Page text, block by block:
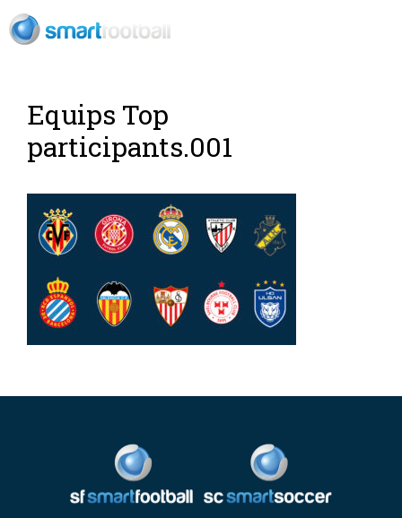
Equips Top
participants.001